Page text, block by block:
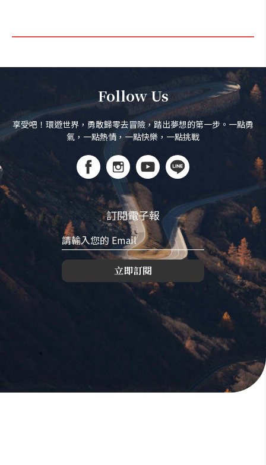
Follow Us
享受吧！環遊世界，勇敢歸零去冒險，踏出夢想的第一步。一點勇
氣，一點熱情，一點快樂，一點挑戰
訂閱電子報
立即訂閱